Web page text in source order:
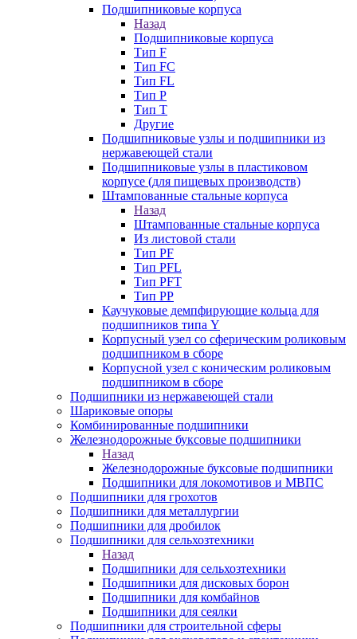
Подшипниковые корпуса
Назад
Подшипниковые корпуса
Тип F
Тип FC
Тип FL
Тип P
Тип T
Другие
Подшипниковые узлы и подшипники из
нержавеющей стали
Подшипниковые узлы в пластиковом
корпусе (для пищевых производств)
Штампованные стальные корпуса
Назад
Штампованные стальные корпуса
Из листовой стали
Тип PF
Тип PFL
Тип PFT
Тип PP
Каучуковые демпфирующие кольца для
подшипников типа Y
Корпусный узел со сферическим роликовым
подшипником в сборе
Корпусной узел с коническим роликовым
подшипником в сборе
Подшипники из нержавеющей стали
Шариковые опоры
Комбинированные подшипники
Железнодорожные буксовые подшипники
Назад
Железнодорожные буксовые подшипники
Подшипники для локомотивов и МВПС
Подшипники для грохотов
Подшипники для металлургии
Подшипники для дробилок
Подшипники для сельхозтехники
Назад
Подшипники для сельхозтехники
Подшипники для дисковых борон
Подшипники для комбайнов
Подшипники для сеялки
Подшипники для строительной сферы